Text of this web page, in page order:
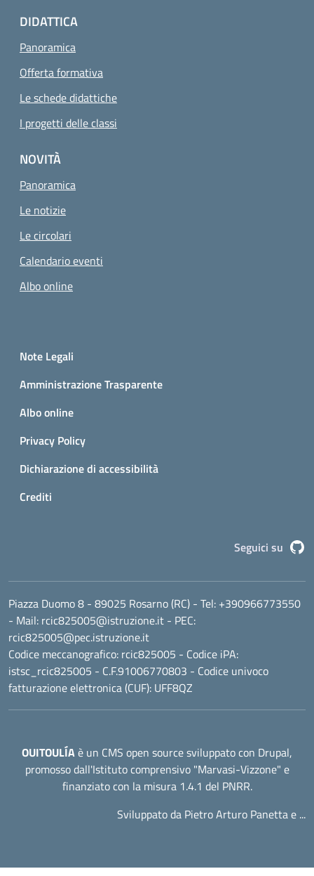
DIDATTICA
Panoramica
Offerta formativa
Le schede didattiche
I progetti delle classi
NOVITÀ
Panoramica
Le notizie
Le circolari
Calendario eventi
Albo online
Small prints
Note Legali
Amministrazione Trasparente
Albo online
Privacy Policy
Dichiarazione di accessibilità
Crediti
Seguici su
Piazza Duomo 8 - 89025 Rosarno (RC) - Tel: +390966773550
- Mail: rcic825005@istruzione.it - PEC:
rcic825005@pec.istruzione.it
Codice meccanografico: rcic825005 - Codice iPA:
istsc_rcic825005 - C.F.91006770803 - Codice univoco
fatturazione elettronica (CUF): UFF8QZ
OUITOULÍAè un CMS open source sviluppato con Drupal,
promosso dall'Istituto comprensivo "Marvasi-Vizzone" e
finanziato con la misura 1.4.1 del PNRR.
Sviluppato da Pietro Arturo Panetta e ...